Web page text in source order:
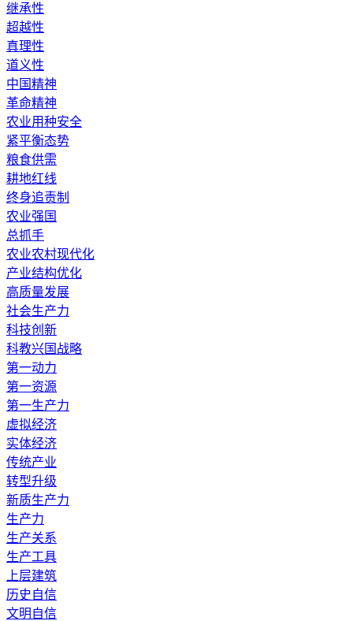
继承性
超越性
真理性
道义性
中国精神
革命精神
农业用种安全
紧平衡态势
粮食供需
耕地红线
终身追责制
农业强国
总抓手
农业农村现代化
产业结构优化
高质量发展
社会生产力
科技创新
科教兴国战略
第一动力
第一资源
第一生产力
虚拟经济
实体经济
传统产业
转型升级
新质生产力
生产力
生产关系
生产工具
上层建筑
历史自信
文明自信